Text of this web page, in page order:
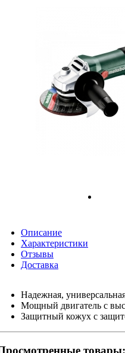
Описание
Характеристики
Отзывы
Доставка
Надежная,
Мощный двигатель с
Защитный кожух с